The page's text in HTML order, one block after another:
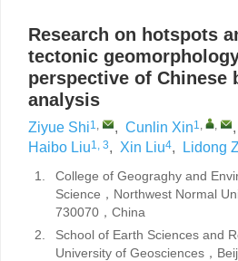
Research on hotspots
tectonic
perspective of Chinese
analysis
Ziyue Shi1, , Cunlin Xin1, , ,
Haibo Liu1, 3, Xin Liu4, Lidong
1.
College of Geograghy and
Science，Northwest Normal
730070，China
2.
School of Earth Sciences and
University of Geosciences，